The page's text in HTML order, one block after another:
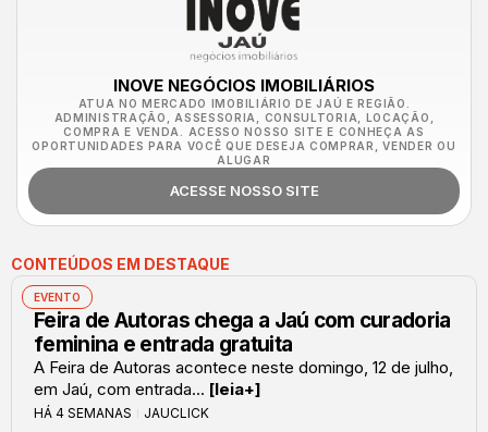
INOVE NEGÓCIOS IMOBILIÁRIOS
ATUA NO MERCADO IMOBILIÁRIO DE JAÚ E REGIÃO.
ADMINISTRAÇÃO, ASSESSORIA, CONSULTORIA, LOCAÇÃO,
COMPRA E VENDA. ACESSO NOSSO SITE E CONHEÇA AS
OPORTUNIDADES PARA VOCÊ QUE DESEJA COMPRAR, VENDER OU
ALUGAR
ACESSE NOSSO SITE
CONTEÚDOS EM DESTAQUE
EVENTO
Feira de Autoras chega a Jaú com curadoria
feminina e entrada gratuita
A Feira de Autoras acontece neste domingo, 12 de julho,
em Jaú, com entrada... [leia+]
HÁ 4 SEMANAS JAUCLICK